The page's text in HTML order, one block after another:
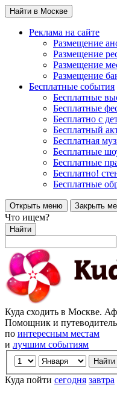
Найти в Москве
Реклама на сайте
Размещение
Размещение
Размещение
Размещение
Бесплатные события
Бесплатные
Бесплатные
Бесплатно с
Бесплатный
Бесплатная
Бесплатные
Бесплатные
Бесплатно!
Бесплатные
Открыть меню Закрыть
Что ищем?
Найти
Куда сходить в Москве.
Помощник и путеводитель
по интересным местам
и лучшим событиям
Куда пойти сегодня завтра